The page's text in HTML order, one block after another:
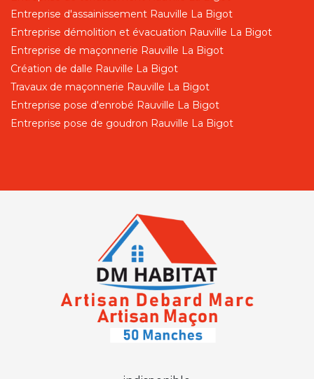
Entreprise d'assainissement Rauville La Bigot
Entreprise démolition et évacuation Rauville La Bigot
Entreprise de maçonnerie Rauville La Bigot
Création de dalle Rauville La Bigot
Travaux de maçonnerie Rauville La Bigot
Entreprise pose d'enrobé Rauville La Bigot
Entreprise pose de goudron Rauville La Bigot